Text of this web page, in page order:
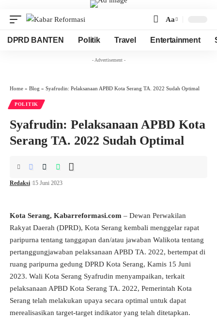
Font
Resizer
Aa
DPRD BANTEN Politik Travel Entertainment
- Advertisement -
Home » Blog » Syafrudin: Pelaksanaan APBD Kota Serang TA. 2022 Sudah Optimal
POLITIK
Syafrudin: Pelaksanaan APBD Kota
Serang TA. 2022 Sudah Optimal
Redaksi 15 Juni 2023
Kota Serang, Kabarreformasi.com – Dewan Perwakilan
Rakyat Daerah (DPRD), Kota Serang kembali menggelar rapat
paripurna tentang tanggapan dan/atau jawaban Walikota tentang
pertanggungjawaban pelaksanaan APBD TA. 2022, bertempat di
ruang paripurna gedung DPRD Kota Serang, Kamis 15 Juni
2023. Wali Kota Serang Syafrudin menyampaikan, terkait
pelaksanaan APBD Kota Serang TA. 2022, Pemerintah Kota
Serang telah melakukan upaya secara optimal untuk dapat
merealisasikan target-target indikator yang telah ditetapkan.